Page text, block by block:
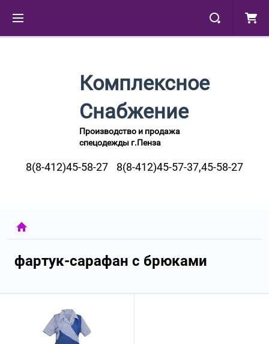
Комплексное
Снабжение
Производство и продажа
спецодежды г.Пенза
8(8-412)45-58-27 8(8-412)45-57-37,45-58-27
фартук-сарафан с брюками